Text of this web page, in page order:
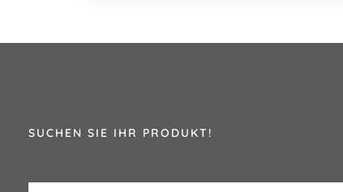
SUCHEN SIE IHR PRODUKT!